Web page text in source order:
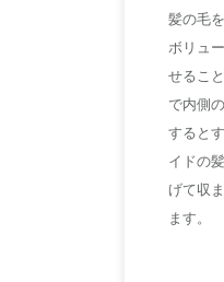
髪の毛
ボリュ
せるこ
で内側
すると
イドの
げて収
ます。